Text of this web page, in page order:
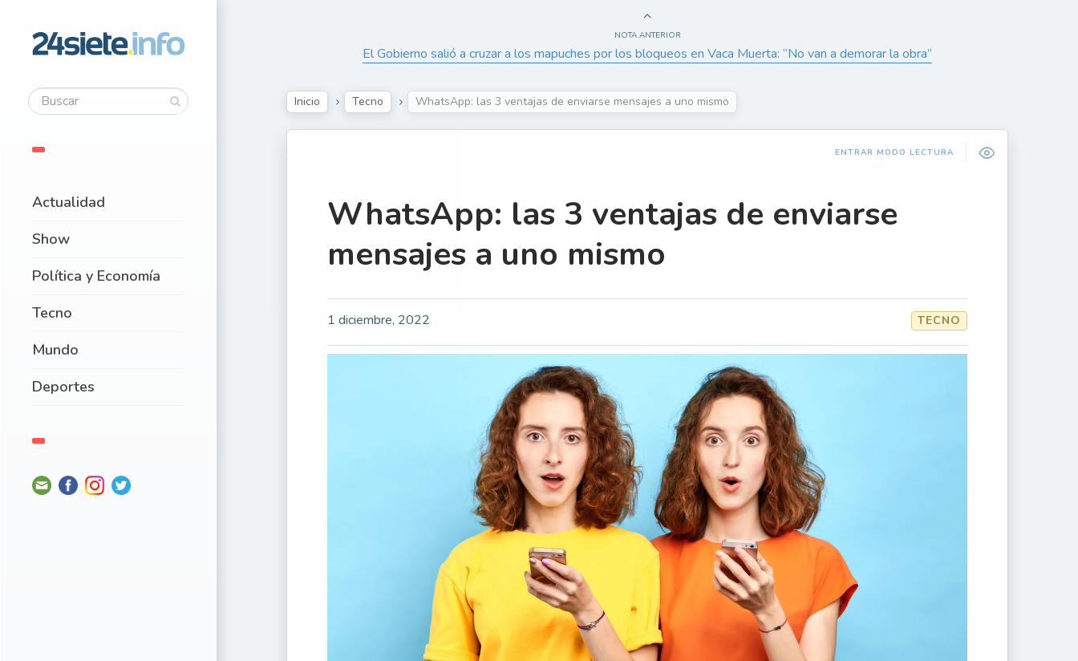
Actualidad
Show
Política y Economía
Tecno
Mundo
Deportes
NOTA ANTERIOR
El Gobierno salió a cruzar a los mapuches por los bloqueos en Vaca Muerta: “No van a demorar la obra”
Inicio Tecno WhatsApp: las 3 ventajas de enviarse mensajes a uno mismo
ENTRAR MODO LECTURA
WhatsApp: las 3 ventajas de enviarse
mensajes a uno mismo
1 diciembre, 2022 TECNO